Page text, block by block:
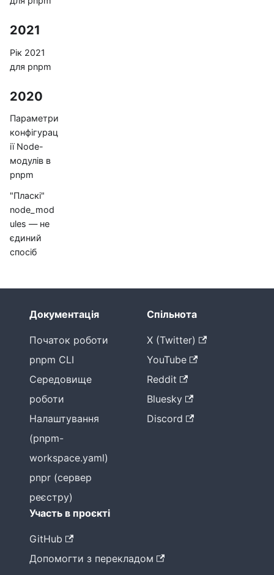
2021
Рік 2021
для pnpm
2020
Параметри
конфігурац
ії Node-
модулів в
pnpm
"Пласкі"
node_mod
ules — не
єдиний
спосіб
Документація
Початок роботи
pnpm CLI
Середовище
роботи
Налаштування
(pnpm-
workspace.yaml)
pnpr (сервер
реєстру)
Спільнота
X (Twitter)
YouTube
Reddit
Bluesky
Discord
Участь в проєкті
GitHub
Допомогти з перекладом